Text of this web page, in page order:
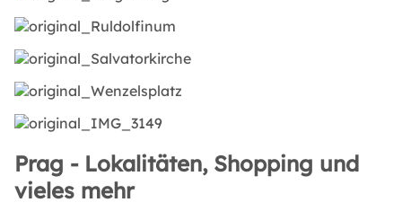
Prag - Lokalitäten, Shopping und
vieles mehr